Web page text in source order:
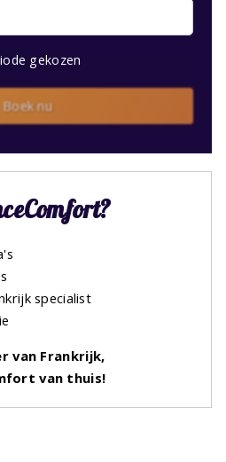
gekozen
Boek nu
specialist
van Frankrijk,
van thuis!